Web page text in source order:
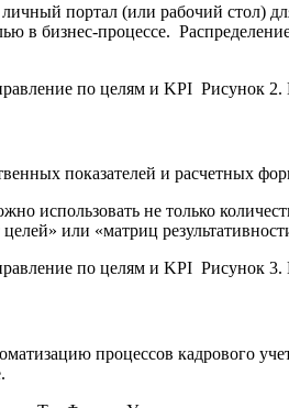
портал (или рабочий стол)
в бизнес-процессе.
Рисунок
показателей и расчетных
использовать не только
целей» или «матриц
Рисунок 3.
процессов кадрового